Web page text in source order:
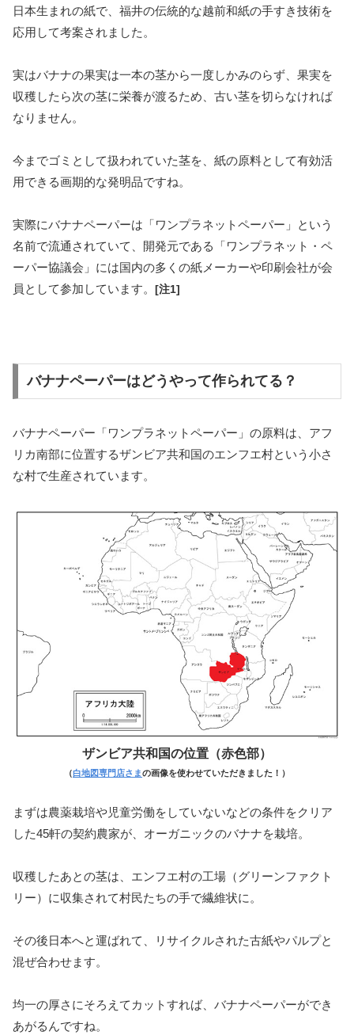
日本生まれの紙で、福井の伝統的な越前和紙の手すき技術を
応用して考案されました。
実はバナナの果実は一本の茎から一度しかみのらず、果実を
収穫したら次の茎に栄養が渡るため、古い茎を切らなければ
なりません。
今までゴミとして扱われていた茎を、紙の原料として有効活
用できる画期的な発明品ですね。
実際にバナナペーパーは「ワンプラネットペーパー」という
名前で流通されていて、開発元である「ワンプラネット・ペ
ーパー協議会」には国内の多くの紙メーカーや印刷会社が会
員として参加しています。 [注1]
バナナペーパーはどうやって作られてる？
バナナペーパー「ワンプラネットペーパー」の原料は、アフ
リカ南部に位置するザンビア共和国のエンフエ村という小さ
な村で生産されています。
ザンビア共和国の位置（赤色部）
（白地図専門店さまの画像を使わせていただきました！）
まずは農薬栽培や児童労働をしていないなどの条件をクリア
した45軒の契約農家が、オーガニックのバナナを栽培。
収穫したあとの茎は、エンフエ村の工場（グリーンファクト
リー）に収集されて村民たちの手で繊維状に。
その後日本へと運ばれて、リサイクルされた古紙やパルプと
混ぜ合わせます。
均一の厚さにそろえてカットすれば、バナナペーパーができ
あがるんですね。